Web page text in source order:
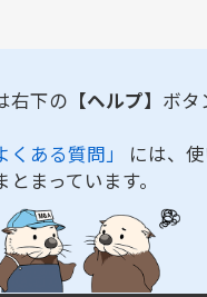
右下の 【ヘルプ】 ボタ
くある質問」 には、
まっています。